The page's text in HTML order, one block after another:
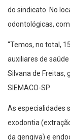
do sindicato. No
odontológicas,
“Temos, no total,
auxiliares de
Silvana de Freitas,
SIEMACO-SP.
As especialidades
exodontia
da gengiva) e